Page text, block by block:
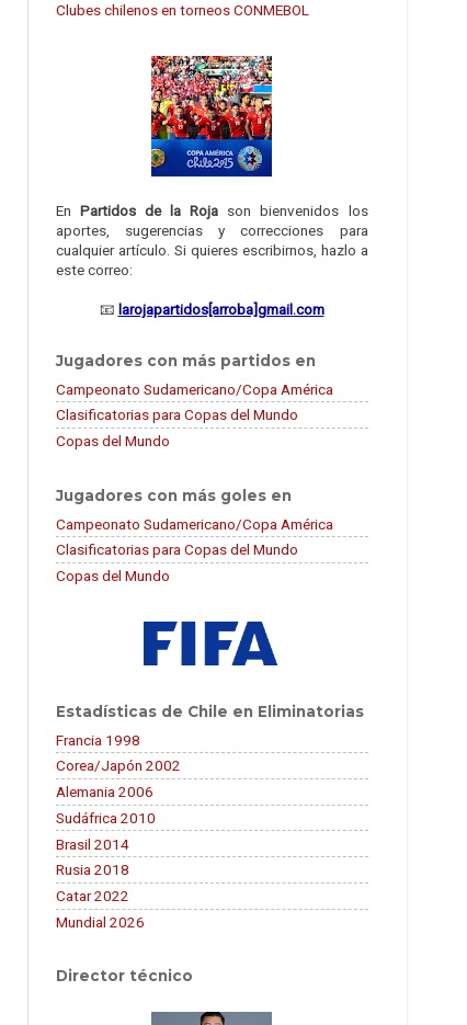
Clubes chilenos en torneos CONMEBOL
En Partidos de la Roja son bienvenidos los
aportes, sugerencias y correcciones para
cualquier artículo. Si quieres escribirnos, hazlo a
este correo:
📧 larojapartidos[arroba]gmail.com
Jugadores con más partidos en
Campeonato Sudamericano/Copa América
Clasificatorias para Copas del Mundo
Copas del Mundo
Jugadores con más goles en
Campeonato Sudamericano/Copa América
Clasificatorias para Copas del Mundo
Copas del Mundo
Estadísticas de Chile en Eliminatorias
Francia 1998
Corea/Japón 2002
Alemania 2006
Sudáfrica 2010
Brasil 2014
Rusia 2018
Catar 2022
Mundial 2026
Director técnico